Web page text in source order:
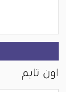
اون تايم